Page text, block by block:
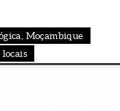
Moçambique
locais